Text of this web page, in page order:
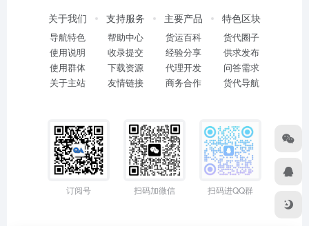
关于我们
导航特色
使用说明
使用群体
关于主站
支持服务
帮助中心
收录提交
下载资源
友情链接
主要产品
货运百科
经验分享
代理开发
商务合作
特色区块
货代圈子
供求发布
问答需求
货代导航
订阅号 扫码加微信 扫码进QQ群